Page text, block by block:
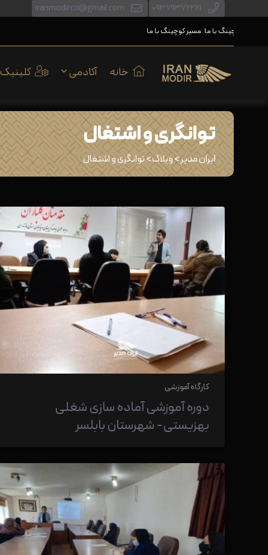
۰۹۳۷۹۳۷۶۲۶۱ iranmodirco@gmail.com
کوچینگ با ما مسیر کوچینگ با ما
خانه آکادمی کلینیک
توانگری و اشتغال
ایران مدیر>وبلاگ>توانگری و اشتغال
کارگاه آموزشی
دوره آموزشی آماده سازی شغلی
بهزیستی- شهرستان بابلسر